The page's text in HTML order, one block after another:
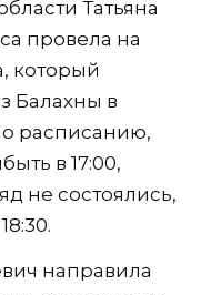
Татьяна
провела на
который
Балахны в
расписанию,
в 17:00,
не состоялись,
направила